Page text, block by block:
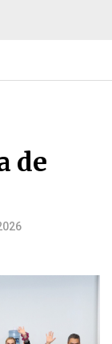
de